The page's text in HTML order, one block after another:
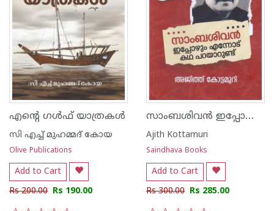
എന്റെ ഗൾഫ് യാത്രകൾ
സി എച്ച് മുഹമ്മദ് കോയ
Olive Publications
Add to Cart
Rs 200.00 Rs 190.00
സാംബശിവൻ ഇപ്പോഴും എന്നോട് കഥ പറയാറുണ്ട്
Ajith Kottamuri
Saindhava Books
Add to Cart
Rs 300.00 Rs 285.00